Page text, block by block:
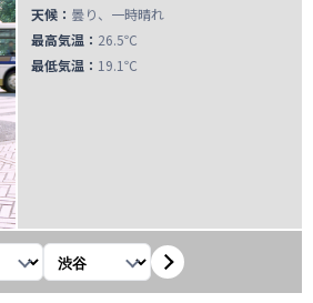
天候： 曇り、一時晴れ
最高気温： 26.5℃
最低気温： 19.1℃
観測地を選択